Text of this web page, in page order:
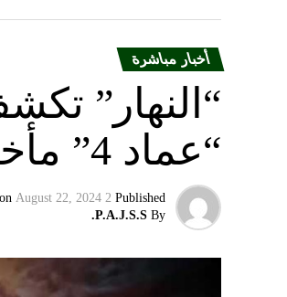
أخبار مباشرة
“النهار”
“عماد 4” مأخوذة من أوكرانيا….
Published
2 years ago
on August 22, 2024
By
P.A.J.S.S.